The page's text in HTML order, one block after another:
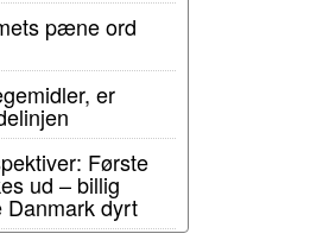
pæne ord
er
Første
ud – billig
Danmark dyrt